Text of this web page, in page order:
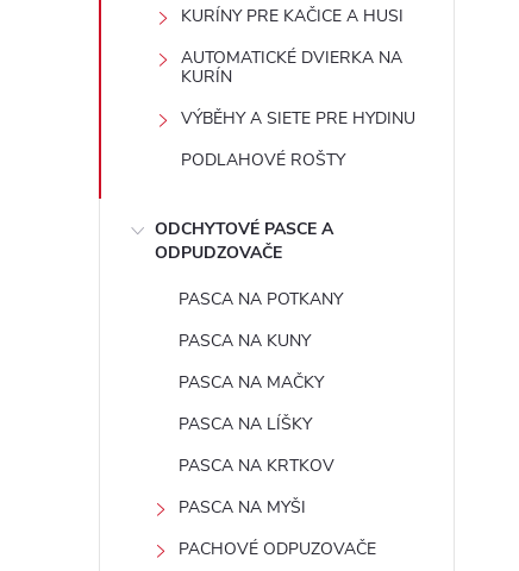
KURÍNY PRE KAČICE A HUSI
AUTOMATICKÉ DVIERKA NA
KURÍN
VÝBĚHY A SIETE PRE HYDINU
PODLAHOVÉ ROŠTY
ODCHYTOVÉ PASCE A
ODPUDZOVAČE
PASCA NA POTKANY
PASCA NA KUNY
PASCA NA MAČKY
PASCA NA LÍŠKY
PASCA NA KRTKOV
PASCA NA MYŠI
PACHOVÉ ODPUZOVAČE